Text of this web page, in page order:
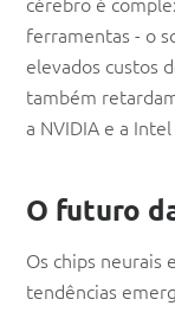
ferramentas - o
elevados custos
também
a NVIDIA e a
O futuro
Os chips neurais
tendências